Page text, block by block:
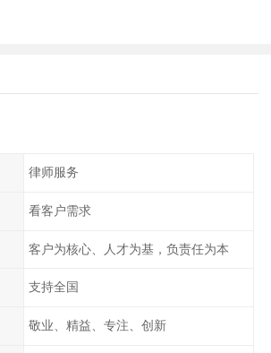
律师服务
看客户需求
客户为核心、人才为基，负责任为本
支持全国
敬业、精益、专注、创新